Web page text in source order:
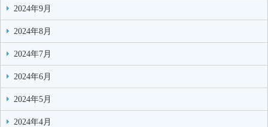
2024年9月
2024年8月
2024年7月
2024年6月
2024年5月
2024年4月